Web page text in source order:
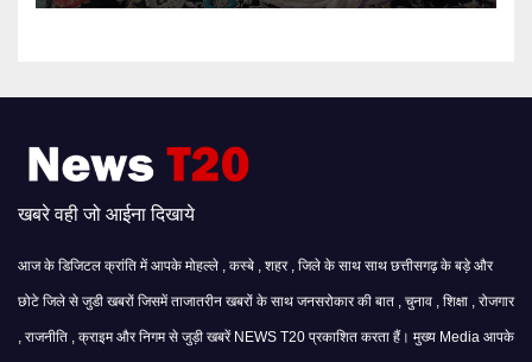
खबरे वही जो आईना दिखाये
आज के डिजिटल क्रांति में आपके मोहल्ले , कस्बे , शहर , जिले के साथ साथ छत्तीसगढ़ के बड़े और
छोटे जिले से जुडी खबरों जिसमें ताजातरीन खबरों के साथ जनसरोकार की बात , चुनाव , शिक्षा , रोजगार
, राजनीति , क्राइम और निगम से जुड़ी खबरें NEWS T20 प्रकाशित करता हैं। मुख्य Media आपके